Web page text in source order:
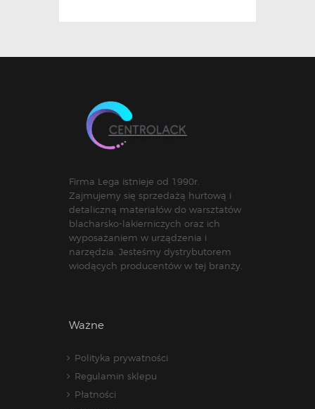
Firma Lega istnieje od 1990r.
Zajmujemy się sprzedażą hurtową i
detaliczną materiałów do warsztatów
blacharsko-lakierniczych oraz ich
wyposażaniem w urządzenia i
narzędzia. Jesteśmy dystrybutorem
wiodących producentów w tej branży.
Ważne
Polityka prywatności
Regulamin sklepu
Płatności